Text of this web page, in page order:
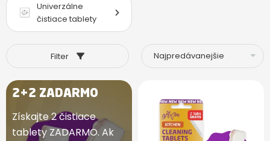
Univerzálne
čistiace tablety
Filter
2+2 ZADARMO
Získajte 2 čistiace
tablety ZADARMO. Ak